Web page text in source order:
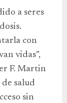
a seres
con
vidas”,
F. Martin
salud
sin